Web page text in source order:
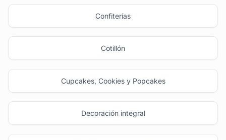
Confiterías
Cotillón
Cupcakes, Cookies y Popcakes
Decoración integral